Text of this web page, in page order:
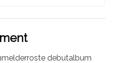
debutalbum